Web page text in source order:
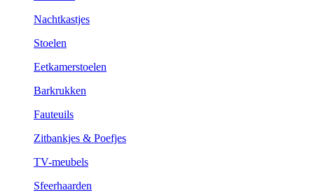
Nachtkastjes
Stoelen
Eetkamerstoelen
Barkrukken
Fauteuils
Zitbankjes & Poefjes
TV-meubels
Sfeerhaarden